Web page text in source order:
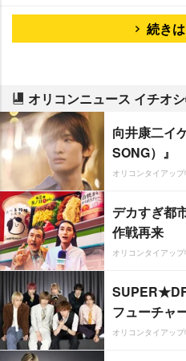
続き
オリコンニュース イチオ
向井康二イ
SONG）』
オリコンタイアップ
デカすぎ都
作戦再来
オリコンタイアップ
フューチャ
オリコンタイアップ